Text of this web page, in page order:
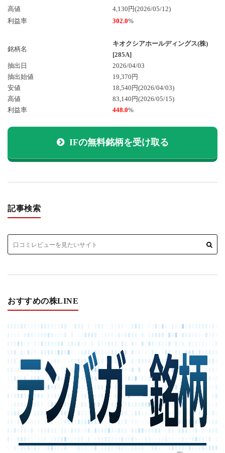
高値
4,130円(2026/05/12)
利益率
302.0%
銘柄名
キオクシアホールディングス(株)
[285A]
抽出日
2026/04/03
抽出始値
19,370円
安値
18,540円(2026/04/03)
高値
83,140円(2026/05/15)
利益率
448.0%
IFの無料銘柄を受け取る
記事検索
おすすめの株LINE